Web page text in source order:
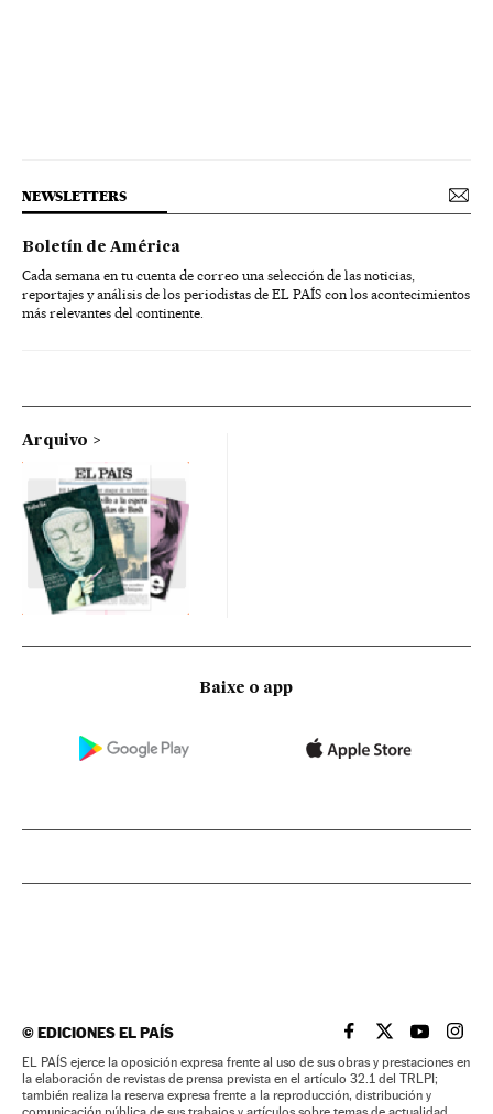
NEWSLETTERS
Boletín de América
Cada semana en tu cuenta de correo una selección de las noticias,
reportajes y análisis de los periodistas de EL PAÍS con los acontecimientos
más relevantes del continente.
Arquivo
Baixe o app
©EDICIONES EL PAÍS EL PAÍS BRASIL EN
EL PAÍSEL PAÍS
EL
EL PAÍS ejerce la oposición expresa frente al uso de sus obras y prestaciones en
la elaboración de revistas de prensa prevista en el artículo 32.1 del TRLPI;
también realiza la reserva expresa frente a la reproducción, distribución y